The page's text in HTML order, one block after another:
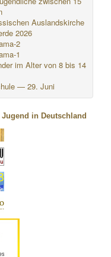
Auslandskirche
2026
2
1
im Alter von 8 bis 14
— 29. Juni
in Deutschland